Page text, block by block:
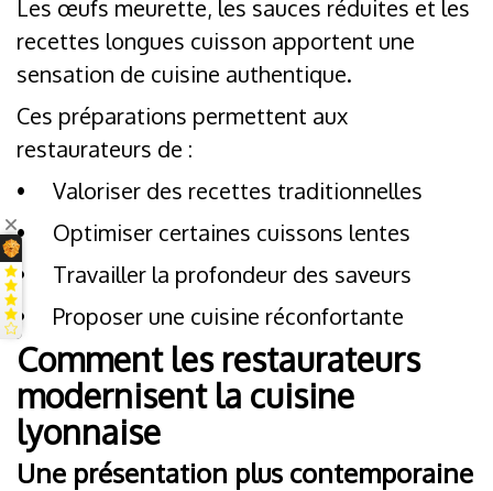
Les œufs meurette, les sauces réduites et les
recettes longues cuisson apportent une
sensation de cuisine authentique.
Ces préparations permettent aux
restaurateurs de :
•
Valoriser des recettes traditionnelles
•
Optimiser certaines cuissons lentes
•
Travailler la profondeur des saveurs
•
Proposer une cuisine réconfortante
Comment les restaurateurs
modernisent la cuisine
lyonnaise
Une présentation plus contemporaine